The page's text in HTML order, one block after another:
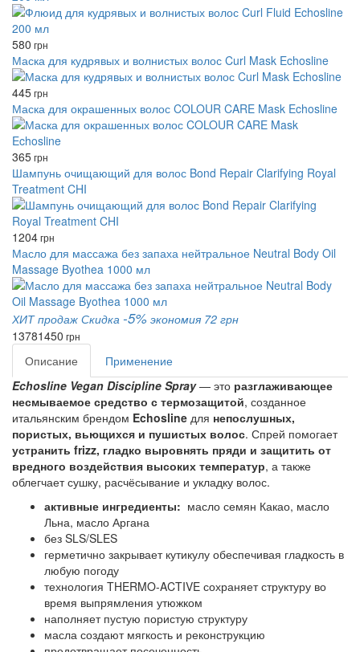
580 грн
Маска для кудрявых и волнистых волос Curl Mask Echosline
445грн
Маска для окрашенных волос COLOUR CARE Mask Echosline
365грн
Шампунь очищающий для волос Bond Repair Clarifying Royal
Treatment CHI
1204грн
Масло для массажа без запаха нейтральное Neutral Body Oil
Massage Byothea 1000 мл
ХИТ продаж Скидка -5% экономия 72 грн
13781450 грн
Описание
Применение
Echosline Vegan Discipline Spray— это разглаживающее
несмываемое средство с термозащитой, созданное
итальянским брендом Echosline для непослушных,
пористых, вьющихся и пушистых волос. Спрей помогает
устранить frizz, гладко выровнять пряди и защитить от
вредного воздействия высоких температур, а также
облегчает сушку, расчёсывание и укладку волос.
активные ингредиенты: масло семян Какао, масло
Льна, масло Аргана
без SLS/SLES
герметично закрывает кутикулу обеспечивая гладкость в
любую погоду
технология THERMO-ACTIVE сохраняет структуру во
время выпрямления утюжком
наполняет пустую пористую структуру
масла создают мягкость и реконструкцию